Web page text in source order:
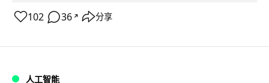
102 36 ↗ 分享
人工智能